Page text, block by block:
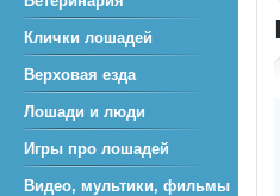
Клички лошадей
Верховая езда
Лошади и люди
Игры про лошадей
Видео, мультики, фильмы